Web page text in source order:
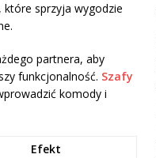
sprzyja wygodzie
partnera, aby
funkcjonalność. Szafy
komody i
Efekt